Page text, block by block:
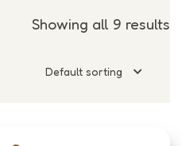
Showing all 9 results